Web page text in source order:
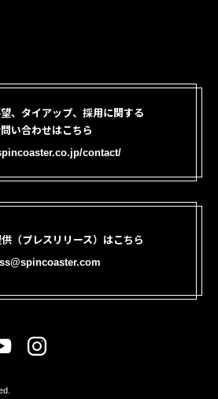
、タイアップ、採用に関する
い合わせはこちら
contact/
（プレスリリース）はこちら